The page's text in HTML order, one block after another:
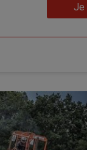
compte"
Je